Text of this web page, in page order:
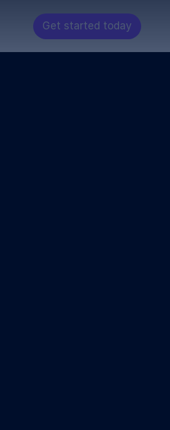
Get started today